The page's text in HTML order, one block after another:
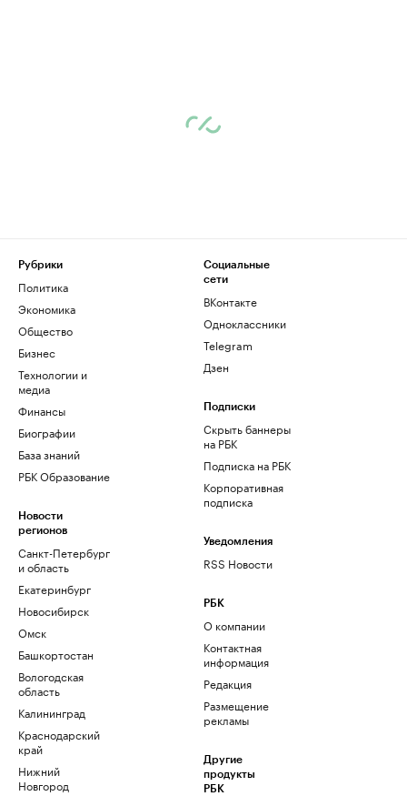
Рубрики
Политика
Экономика
Общество
Бизнес
Технологии и
медиа
Финансы
Биографии
База знаний
РБК Образование
Новости
регионов
Санкт-Петербург
и область
Екатеринбург
Новосибирск
Омск
Башкортостан
Вологодская
область
Калининград
Краснодарский
край
Нижний
Новгород
Социальные
сети
ВКонтакте
Одноклассники
Telegram
Дзен
Подписки
Скрыть баннеры
на РБК
Подписка на РБК
Корпоративная
подписка
Уведомления
RSS Новости
РБК
О компании
Контактная
информация
Редакция
Размещение
рекламы
Другие
продукты
РБК